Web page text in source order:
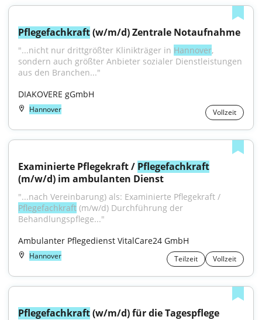
Pflegefachkraft (w/m/d) Zentrale Notaufnahme
"...nicht nur drittgrößter Klinikträger in Hannover,
sondern auch größter Anbieter sozialer Dienstleistungen
aus den Branchen..."
DIAKOVERE gGmbH
Hannover Vollzeit
Examinierte Pflegekraft / Pflegefachkraft
(m/w/d) im ambulanten Dienst
Pflegefachkraft (m/w/d) Durchführung der
Behandlungspflege..."
Ambulanter Pflegedienst VitalCare24 GmbH
Hannover Teilzeit Vollzeit
Pflegefachkraft (w/m/d) für die Tagespflege